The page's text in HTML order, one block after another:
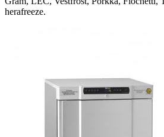
herafreeze.